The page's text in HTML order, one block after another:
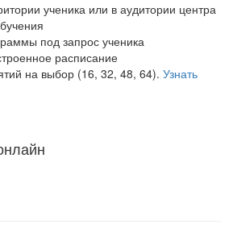
ученика или в аудитории центра
под запрос ученика
расписание
на выбор (16, 32, 48, 64). Узнать